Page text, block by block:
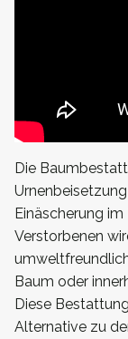
Die
Einäscherung
Verstorbenen
Baum oder
Diese
Alternative zu